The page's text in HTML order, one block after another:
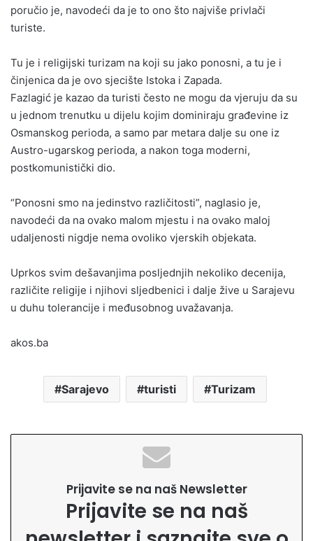
poručio je, navodeći da je to ono što najviše privlači
turiste.
Tu je i religijski turizam na koji su jako ponosni, a tu je i
činjenica da je ovo sjecište Istoka i Zapada.
Fazlagić je kazao da turisti često ne mogu da vjeruju da su
u jednom trenutku u dijelu kojim dominiraju građevine iz
Osmanskog perioda, a samo par metara dalje su one iz
Austro-ugarskog perioda, a nakon toga moderni,
postkomunistički dio.
“Ponosni smo na jedinstvo različitosti”, naglasio je,
navodeći da na ovako malom mjestu i na ovako maloj
udaljenosti nigdje nema ovoliko vjerskih objekata.
Uprkos svim dešavanjima posljednjih nekoliko decenija,
različite religije i njihovi sljedbenici i dalje žive u Sarajevu
u duhu tolerancije i međusobnog uvažavanja.
akos.ba
Sarajevo turisti Turizam
Prijavite se na naš Newsletter
Prijavite se na naš